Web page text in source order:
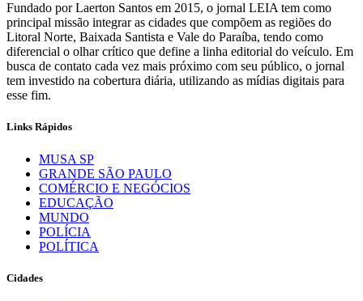
Fundado por Laerton Santos em 2015, o jornal LEIA tem como
principal missão integrar as cidades que compõem as regiões do
Litoral Norte, Baixada Santista e Vale do Paraíba, tendo como
diferencial o olhar crítico que define a linha editorial do veículo. Em
busca de contato cada vez mais próximo com seu público, o jornal
tem investido na cobertura diária, utilizando as mídias digitais para
esse fim.
Links Rápidos
MUSA SP
GRANDE SÃO PAULO
COMÉRCIO E NEGÓCIOS
EDUCAÇÃO
MUNDO
POLÍCIA
POLÍTICA
Cidades